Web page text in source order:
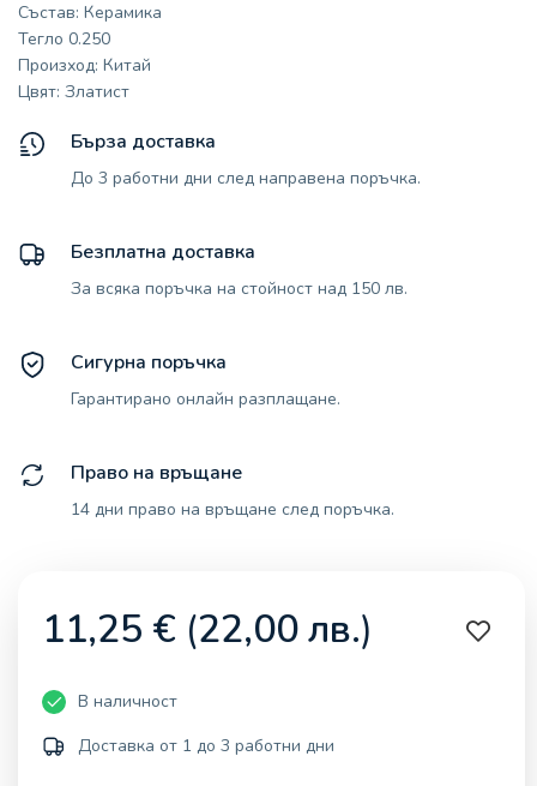
Състав: Керамика
Тегло 0.250
Произход: Китай
Цвят: Златист
Бърза доставка
До 3 работни дни след направена поръчка.
Безплатна доставка
За всяка поръчка на стойност над 150 лв.
Сигурна поръчка
Гарантирано онлайн разплащане.
Право на връщане
14 дни право на връщане след поръчка.
11,25 € (22,00лв.)
В наличност
Доставка от 1 до 3 работни дни